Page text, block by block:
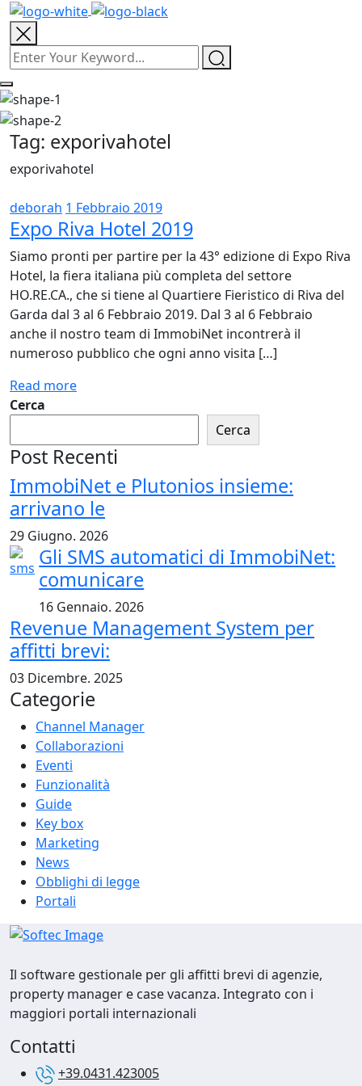
Tag: exporivahotel
exporivahotel
deborah 1 Febbraio 2019
Expo Riva Hotel 2019
Siamo pronti per partire per la 43° edizione di Expo Riva
Hotel, la fiera italiana più completa del settore
HO.RE.CA., che si tiene al Quartiere Fieristico di Riva del
Garda dal 3 al 6 Febbraio 2019. Dal 3 al 6 Febbraio
anche il nostro team di ImmobiNet incontrerà il
numeroso pubblico che ogni anno visita […]
Read more
Cerca
Cerca
Post Recenti
ImmobiNet e Plutonios insieme:
arrivano le
29 Giugno. 2026
Gli SMS automatici di ImmobiNet:
comunicare
16 Gennaio. 2026
Revenue Management System per
affitti brevi:
03 Dicembre. 2025
Categorie
Channel Manager
Collaborazioni
Eventi
Funzionalità
Guide
Key box
Marketing
News
Obblighi di legge
Portali
Il software gestionale per gli affitti brevi di agenzie,
property manager e case vacanza. Integrato con i
maggiori portali internazionali
Contatti
+39.0431.423005